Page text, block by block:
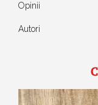
Opinii
Autori